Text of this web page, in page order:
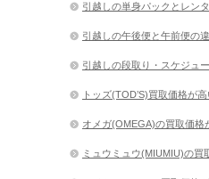
引越しの単身パックとレン
引越しの午後便と午前便の
引越しの段取り・スケジュ
トッズ(TOD’S)買取価格が
オメガ(OMEGA)の買取価格
ミュウミュウ(MIUMIU)の買